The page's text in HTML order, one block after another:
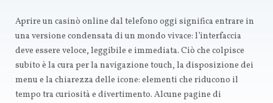
Aprire un casinò online dal telefono oggi significa entrare in
una versione condensata di un mondo vivace: l’interfaccia
deve essere veloce, leggibile e immediata. Ciò che colpisce
subito è la cura per la navigazione touch, la disposizione dei
menu e la chiarezza delle icone: elementi che riducono il
tempo tra curiosità e divertimento. Alcune pagine di